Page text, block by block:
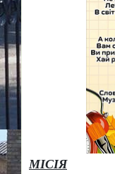
МІСІЯ